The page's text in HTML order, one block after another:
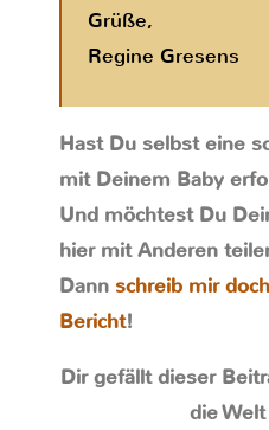
Grüße,
Regine Gresens
Hast Du selbst eine
mit Deinem Baby
Und möchtest Du
hier mit Anderen
Dann schreib mir
Bericht!
Dir gefällt dieser
die